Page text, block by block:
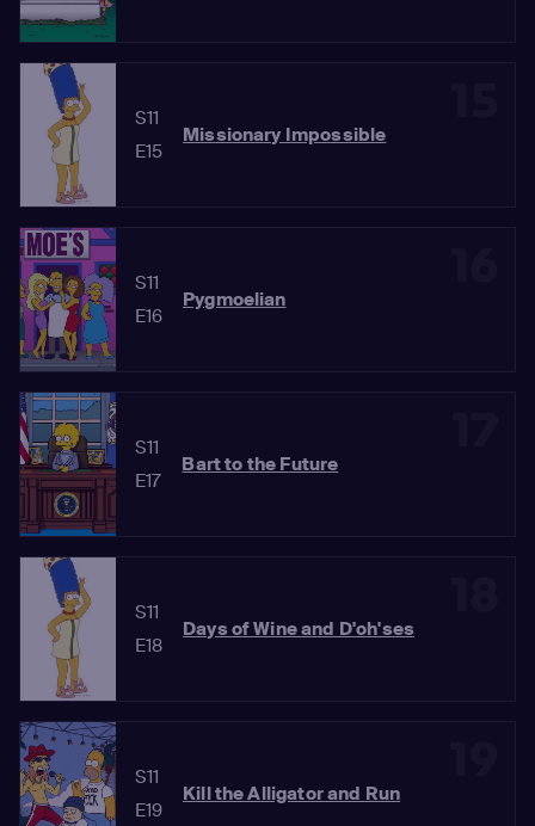
S11
E15
Missionary Impossible
S11
E16
Pygmoelian
S11
E17
Bart to the Future
S11
E18
Days of Wine and D'oh'ses
S11
E19
Kill the Alligator and Run